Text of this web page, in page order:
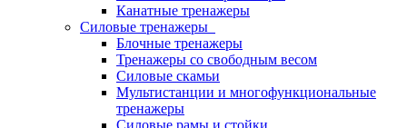
Канатные тренажеры
Силовые тренажеры
Блочные тренажеры
Тренажеры со свободным весом
Силовые скамьи
Мультистанции и многофункциональные
тренажеры
Силовые рамы и стойки